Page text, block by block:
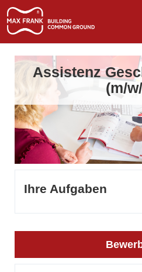
Assistenz
(m/
Ihre Aufgaben